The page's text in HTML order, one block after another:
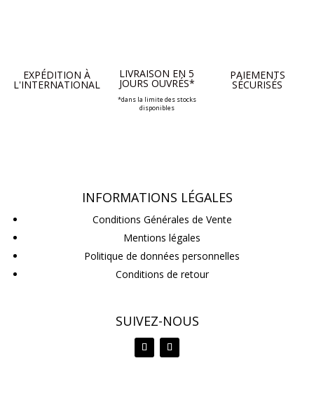
EXPÉDITION À
L'INTERNATIONAL
LIVRAISON EN 5
JOURS OUVRÉS*
*dans la limite des stocks
disponibles
PAIEMENTS
SÉCURISÉS
INFORMATIONS LÉGALES
Conditions Générales de Vente
Mentions légales
Politique de données personnelles
Conditions de retour
SUIVEZ-NOUS